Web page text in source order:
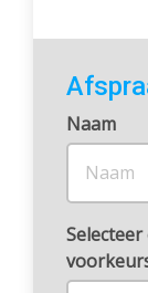
Naam
Selecteer